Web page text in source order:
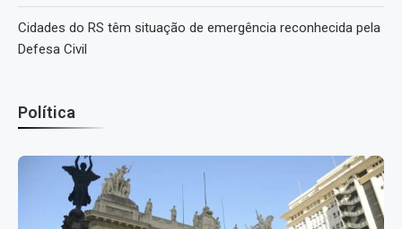
Cidades do RS têm situação de emergência reconhecida pela
Defesa Civil
Política